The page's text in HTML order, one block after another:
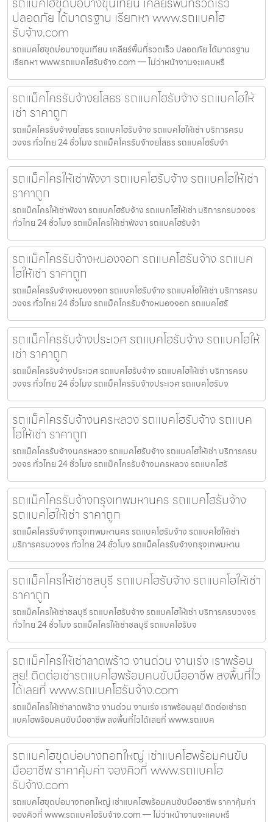
ปลอดภัย ได้มาตรฐาน เรียกหา www.รถแบคโฮ
รับจ้าง.com
รถแบคโฮขุดบ่อบางขุนเทียน เคลียร์พื้นที่รวดเร็ว ปลอดภัย ได้มาตรฐาน
เรียกหา www.รถแบคโฮรับจ้าง.com — ไม่ว่าหน้างานจะแคบหรื
รถแม็คโครรับจ้างยโสธร รถแบคโฮรับจ้าง รถแบคโฮให้
เช่า ราคาถูก
รถแม็คโครรับจ้างยโสธร รถแบคโฮรับจ้าง รถแบคโฮให้เช่า บริการครบ
วงจร ทั่วไทย 24 ชั่วโมง รถแม็คโครรับจ้างยโสธร รถแบคโฮรับจ้า
รถแม็คโครให้เช่าพังงา รถแบคโฮรับจ้าง รถแบคโฮให้เช่า
ราคาถูก
รถแม็คโครให้เช่าพังงา รถแบคโฮรับจ้าง รถแบคโฮให้เช่า บริการครบวงจร
ทั่วไทย 24 ชั่วโมง รถแม็คโครให้เช่าพังงา รถแบคโฮรับจ้า
รถแม็คโครรับจ้างหนองจอก รถแบคโฮรับจ้าง รถแบค
โฮให้เช่า ราคาถูก
รถแม็คโครรับจ้างหนองจอก รถแบคโฮรับจ้าง รถแบคโฮให้เช่า บริการครบ
วงจร ทั่วไทย 24 ชั่วโมง รถแม็คโครรับจ้างหนองจอก รถแบคโฮรั
รถแม็คโครรับจ้างประเวศ รถแบคโฮรับจ้าง รถแบคโฮให้
เช่า ราคาถูก
รถแม็คโครรับจ้างประเวศ รถแบคโฮรับจ้าง รถแบคโฮให้เช่า บริการครบ
วงจร ทั่วไทย 24 ชั่วโมง รถแม็คโครรับจ้างประเวศ รถแบคโฮรับจ
รถแม็คโครรับจ้างนครหลวง รถแบคโฮรับจ้าง รถแบค
โฮให้เช่า ราคาถูก
รถแม็คโครรับจ้างนครหลวง รถแบคโฮรับจ้าง รถแบคโฮให้เช่า บริการครบ
วงจร ทั่วไทย 24 ชั่วโมง รถแม็คโครรับจ้างนครหลวง รถแบคโฮรั
รถแม็คโครรับจ้างกรุงเทพมหานคร รถแบคโฮรับจ้าง
รถแบคโฮให้เช่า ราคาถูก
รถแม็คโครรับจ้างกรุงเทพมหานคร รถแบคโฮรับจ้าง รถแบคโฮให้เช่า
บริการครบวงจร ทั่วไทย 24 ชั่วโมง รถแม็คโครรับจ้างกรุงเทพมหาน
รถแม็คโครให้เช่าชลบุรี รถแบคโฮรับจ้าง รถแบคโฮให้เช่า
ราคาถูก
รถแม็คโครให้เช่าชลบุรี รถแบคโฮรับจ้าง รถแบคโฮให้เช่า บริการครบวงจร
ทั่วไทย 24 ชั่วโมง รถแม็คโครให้เช่าชลบุรี รถแบคโฮรับจ
รถแม็คโครให้เช่าลาดพร้าว งานด่วน งานเร่ง เราพร้อม
ลุย! ติดต่อเช่ารถแบคโฮพร้อมคนขับมืออาชีพ ลงพื้นที่ไว
ได้เลยที่ www.รถแบคโฮรับจ้าง.com
รถแม็คโครให้เช่าลาดพร้าว งานด่วน งานเร่ง เราพร้อมลุย! ติดต่อเช่ารถ
แบคโฮพร้อมคนขับมืออาชีพ ลงพื้นที่ไวได้เลยที่ www.รถแบค
รถแบคโฮขุดบ่อบางกอกใหญ่ เช่าแบคโฮพร้อมคนขับ
มืออาชีพ ราคาคุ้มค่า จองคิวที่ www.รถแบคโฮ
รับจ้าง.com
รถแบคโฮขุดบ่อบางกอกใหญ่ เช่าแบคโฮพร้อมคนขับมืออาชีพ ราคาคุ้มค่า
จองคิวที่ www.รถแบคโฮรับจ้าง.com — ไม่ว่าหน้างานจะแคบหรื